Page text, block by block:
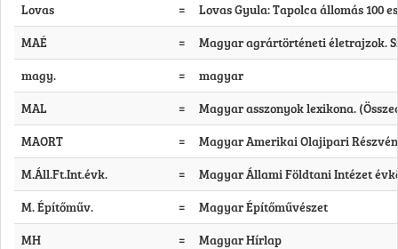
Lovas
=
Lovas Gyula: Tapolca állomás 100
MAÉ
=
Magyar agrártörténeti életrajzok.
magy.
=
magyar
MAL
=
Magyar asszonyok lexikona.
MAORT
=
Magyar Amerikai Olajipari
M.Áll.Ft.Int.évk.
=
Magyar Állami Földtani Intézet
M. Építőműv.
=
Magyar Építőművészet
MH
=
Magyar Hírlap